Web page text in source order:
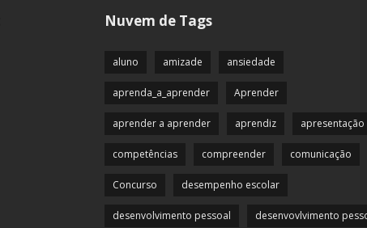
Nuvem de Tags
aluno amizade ansiedade
aprenda_a_aprender Aprender
aprender a aprender aprendiz apresentação
competências compreender comunicação
Concurso desempenho escolar
desenvolvimento pessoal desenvovlvimento